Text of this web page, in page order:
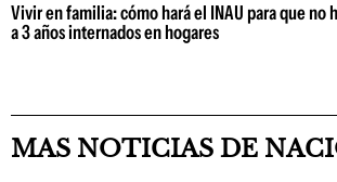
Vivir en familia: cómo hará el INAU para que no
a 3 años internados en hogares
MAS NOTICIAS DE